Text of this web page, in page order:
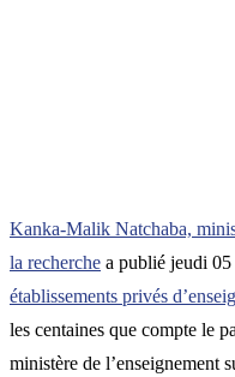
Kanka-Malik Natchaba,
la recherche a publié jeudi 05
établissements privés
les centaines que compte le
ministère de l’enseignement